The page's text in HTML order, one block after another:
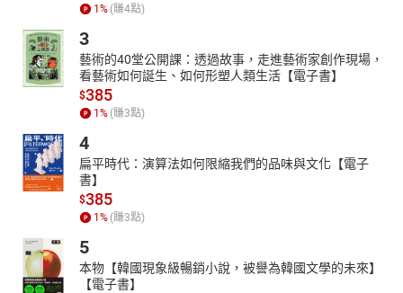
1 % (賺4點)
3
藝術的40堂公開課：透過故事，走進藝術家創作現場，
看藝術如何誕生、如何形塑人類生活【電子書】
$385
1 % (賺3點)
4
扁平時代：演算法如何限縮我們的品味與文化【電子
書】
$385
1 % (賺3點)
5
本物【韓國現象級暢銷小說，被譽為韓國文學的未來】
【電子書】